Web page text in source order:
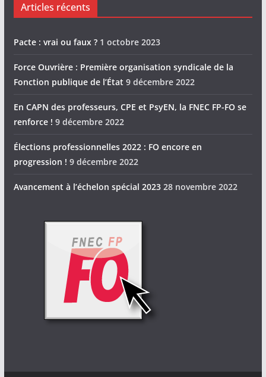
Articles récents
Pacte : vrai ou faux ? 1 octobre 2023
Force Ouvrière : Première organisation syndicale de la
Fonction publique de l’État 9 décembre 2022
En CAPN des professeurs, CPE et PsyEN, la FNEC FP-FO se
renforce ! 9 décembre 2022
Élections professionnelles 2022 : FO encore en
progression ! 9 décembre 2022
Avancement à l’échelon spécial 2023 28 novembre 2022